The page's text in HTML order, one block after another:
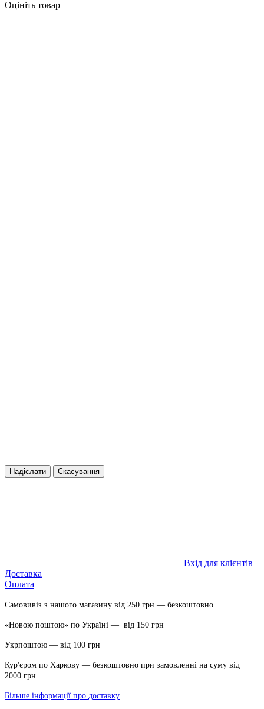
Оцініть товар
Надіслати Скасування
Вхід для клієнтів
Доставка
Оплата
Самовивіз з нашого магазину від 250 грн — безкоштовно
«Новою поштою» по Україні — від 150 грн
Укрпоштою — від 100 грн
Кур'єром по Харкову — безкоштовно при замовленні на суму від
2000 грн
Більше інформації про доставку